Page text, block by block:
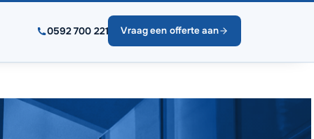
0592 700 221 Vraag een offerte aan